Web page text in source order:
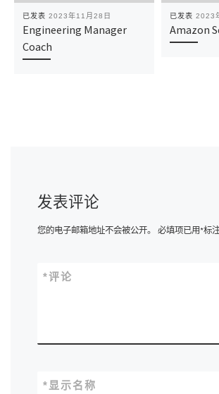
已发表 2023年11月28日
Engineering Manager
Coach
已发表 2023
Amazon
发表评论
您的电子邮箱地址不会被公开。 必填项已用*标
评论
*
显示名称
*